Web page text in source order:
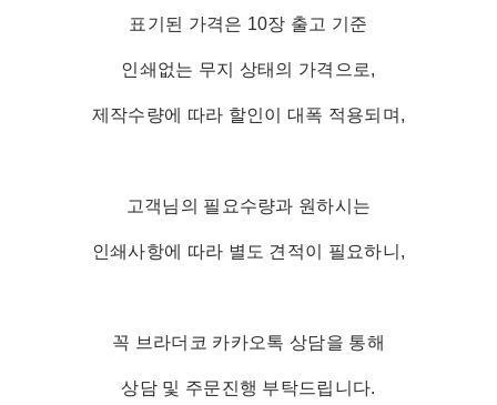
표기된 가격은 10장 출고 기준
인쇄없는 무지 상태의 가격으로,
제작수량에 따라 할인이 대폭 적용되며,
고객님의 필요수량과 원하시는
인쇄사항에 따라 별도 견적이 필요하니,
꼭 브라더코 카카오톡 상담을 통해
상담 및 주문진행 부탁드립니다.